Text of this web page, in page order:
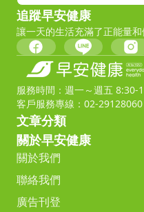
追蹤早安健康
讓一天的生活充滿了正能量
服務時間：週一～週五 8:30-
客戶服務專線：02-29128060
文章分類
關於早安健康
關於我們
聯絡我們
廣告刊登